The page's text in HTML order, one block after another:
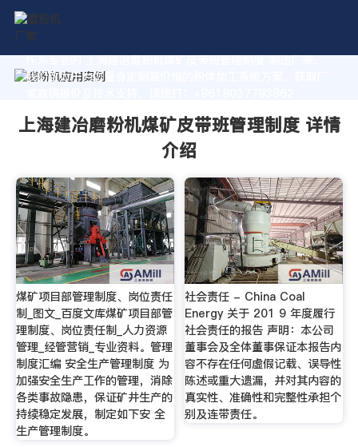
作为专业的 上海建冶磨粉机煤矿皮带班管理制度 制造厂家，
我们致力于为您量身定制高价值的粉体加工系统方案。获取厂
上海建冶磨粉机煤矿皮带班管理制度 详情
介绍
煤矿项目部管理制度、岗位责任
制_图文_百度文库煤矿项目部管
理制度、岗位责任制_人力资源
管理_经管营销_专业资料。管理
制度汇编 安全生产管理制度 为
加强安全生产工作的管理，消除
各类事故隐患，保证矿井生产的
持续稳定发展，制定如下安 全
生产管理制度。
社会责任 - China Coal
Energy 关于 201 9 年度履行
社会责任的报告 声明：本公司
董事会及全体董事保证本报告内
容不存在任何虚假记载、误导性
陈述或重大遗漏，并对其内容的
真实性、准确性和完整性承担个
别及连带责任。